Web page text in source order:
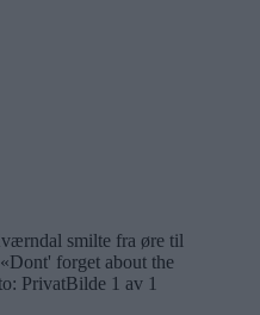
smilte fra øre til
forget about the
PrivatBilde 1 av 1